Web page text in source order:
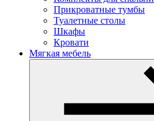
Прикроватные тумбы
Туалетные столы
Шкафы
Кровати
Мягкая мебель